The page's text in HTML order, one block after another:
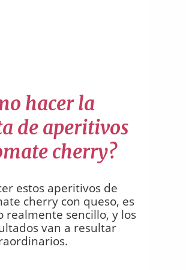
hacer la
de aperitivos
cherry?
estos aperitivos de
cherry con queso, es
realmente sencillo, y los
van a resultar